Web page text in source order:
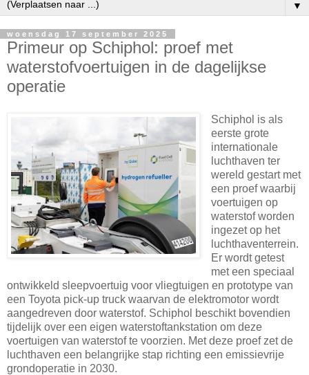
▼
woensdag 17 september 2025
Primeur op Schiphol: proef met
waterstofvoertuigen in de dagelijkse
operatie
Schiphol is als
eerste grote
internationale
luchthaven ter
wereld gestart met
een proef waarbij
voertuigen op
waterstof worden
ingezet op het
luchthaventerrein.
Er wordt getest
met een speciaal
ontwikkeld sleepvoertuig voor vliegtuigen en prototype van
een Toyota pick-up truck waarvan de elektromotor wordt
aangedreven door waterstof. Schiphol beschikt bovendien
tijdelijk over een eigen waterstoftankstation om deze
voertuigen van waterstof te voorzien. Met deze proef zet de
luchthaven een belangrijke stap richting een emissievrije
grondoperatie in 2030.